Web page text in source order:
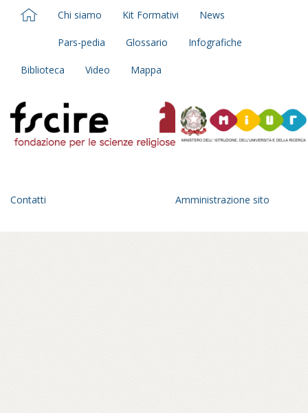
Chi siamo Kit Formativi News
Pars-pedia Glossario Infografiche
Biblioteca Video Mappa
Contatti Amministrazione sito